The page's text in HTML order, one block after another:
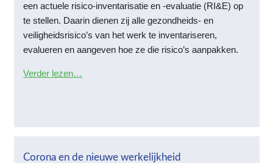
een actuele risico-inventarisatie en -evaluatie (RI&E) op
te stellen. Daarin dienen zij alle gezondheids- en
veiligheidsrisico’s van het werk te inventariseren,
evalueren en aangeven hoe ze die risico’s aanpakken.
Verder lezen…
Corona en de nieuwe werkelijkheid